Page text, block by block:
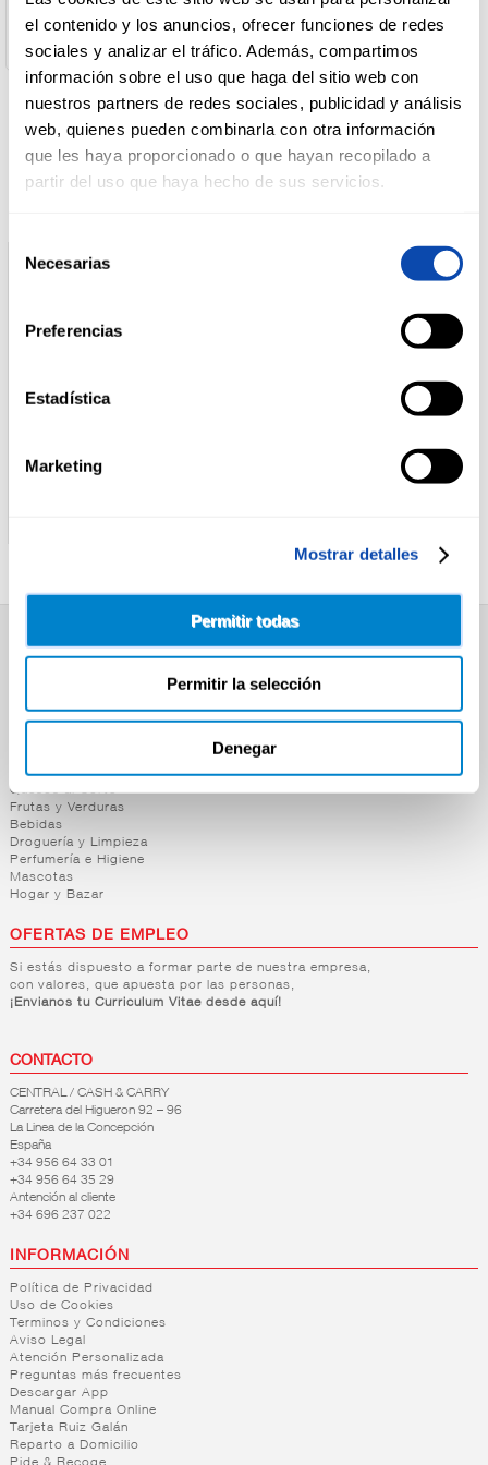
el contenido y los anuncios, ofrecer funciones de redes
sociales y analizar el tráfico. Además, compartimos
información sobre el uso que haga del sitio web con
nuestros partners de redes sociales, publicidad y análisis
web, quienes pueden combinarla con otra información
que les haya proporcionado o que hayan recopilado a
partir del uso que haya hecho de sus servicios.
Necesarias
Preferencias
Estadística
Marketing
Mostrar detalles
Permitir todas
Permitir la selección
Denegar
DROGUERÍA
Y LIMPIEZA
PERFUMERÍA
MASCOTAS
País de Origen :
Productos relacionados
LA ANTIGUA LAVANDERA
SUPERMERCADO
Lácteos
Charcutería
Quesos al Corte
Frutas y Verduras
Bebidas
Droguería y Limpieza
Perfumería e Higiene
Mascotas
Hogar y Bazar
OFERTAS DE EMPLEO
Si estás dispuesto a formar parte de nuestra empresa,
con valores, que apuesta por las personas,
¡Envianos tu Curriculum Vitae desde aquí!
CONTACTO
CENTRAL / CASH & CARRY
Carretera del Higueron 92 – 96
La Linea de la Concepción
España
+34 956 64 33 01
+34 956 64 35 29
Antención al cliente
+34 696 237 022
INFORMACIÓN
Política de Privacidad
Uso de Cookies
Terminos y Condiciones
Aviso Legal
Atención Personalizada
Preguntas más frecuentes
Descargar App
Manual Compra Online
Tarjeta Ruiz Galán
Reparto a Domicilio